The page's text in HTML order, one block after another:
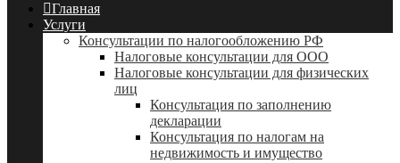
Главная
Услуги
Консультации по налогообложению РФ
Налоговые консультации для ООО
Налоговые консультации для физических
лиц
Консультация по заполнению
декларации
Консультация по налогам на
недвижимость и имущество